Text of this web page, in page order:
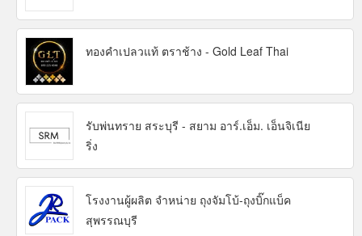
ทองคำเปลวแท้ ตราช้าง - Gold Leaf Thai
รับพ่นทราย สระบุรี - สยาม อาร์.เอ็ม. เอ็นจิเนีย
ริ่ง
โรงงานผู้ผลิต จำหน่าย ถุงจัมโบ้-ถุงบิ๊กแบ็ค
สุพรรณบุรี